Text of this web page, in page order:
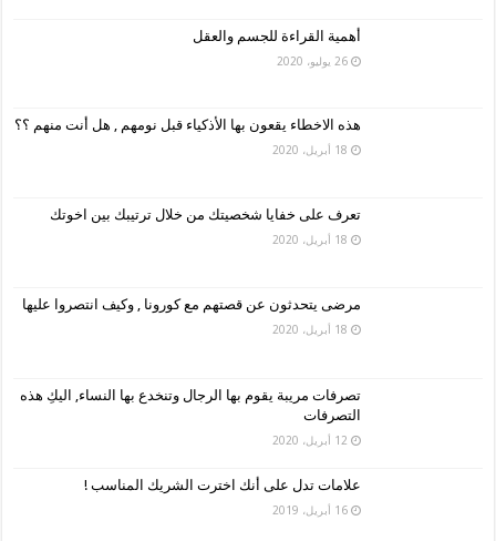
أهمية القراءة للجسم والعقل
26 يوليو، 2020
هذه الاخطاء يقعون بها الأذكياء قبل نومهم , هل أنت منهم ؟؟
18 أبريل، 2020
تعرف على خفايا شخصيتك من خلال ترتيبك بين اخوتك
18 أبريل، 2020
مرضى يتحدثون عن قصتهم مع كورونا , وكيف انتصروا عليها
18 أبريل، 2020
تصرفات مريبة يقوم بها الرجال وتنخدع بها النساء, اليكِ هذه
التصرفات
12 أبريل، 2020
علامات تدل على أنك اخترت الشريك المناسب !
16 أبريل، 2019